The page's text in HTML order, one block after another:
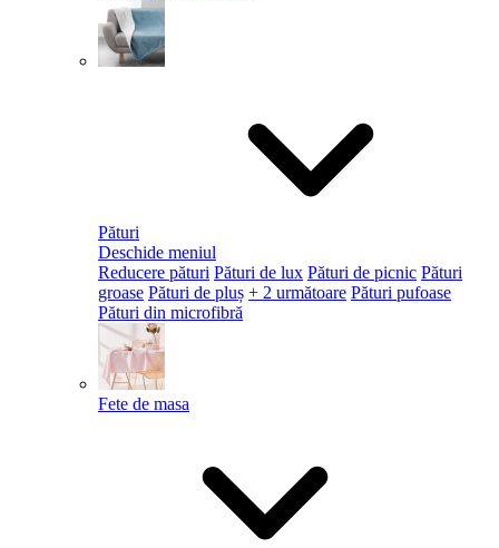
Pături
Deschide meniul
Reducere pături Pături de lux Pături de picnic Pături
groase Pături de pluș + 2 următoare Pături pufoase
Pături din microfibră
Fete de masa